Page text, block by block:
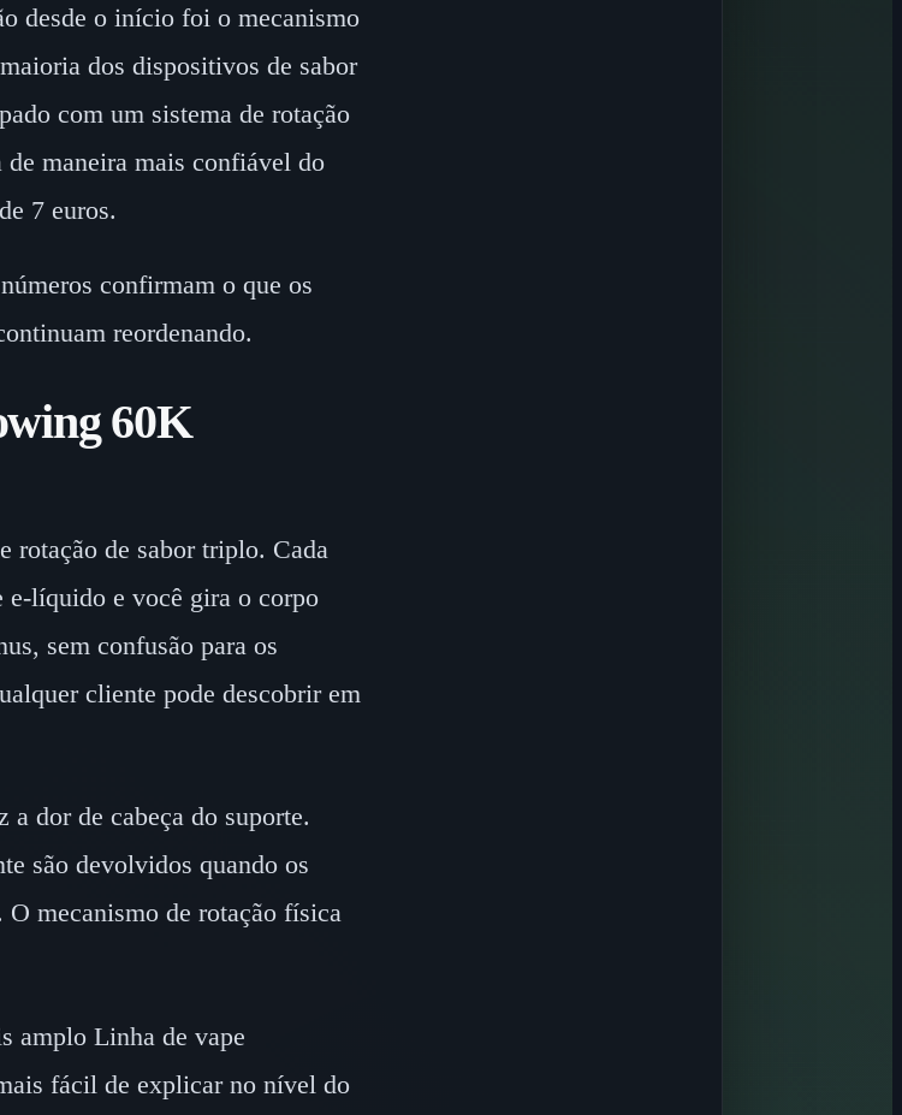
desde o início foi o mecanismo
dos dispositivos de sabor
com um sistema de rotação
de maneira mais confiável do
7 euros.
confirmam o que os
reordenando.
60K
rotação de sabor triplo. Cada
e-líquido e você gira o corpo
sem confusão para os
cliente pode descobrir em
a dor de cabeça do suporte.
são devolvidos quando os
mecanismo de rotação física
amplo Linha de vape
fácil de explicar no nível do